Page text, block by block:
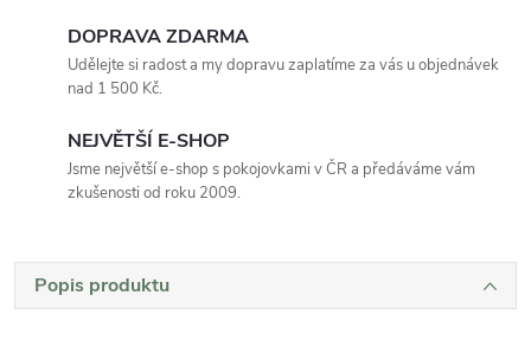
DOPRAVA ZDARMA
Udělejte si radost a my dopravu zaplatíme za vás u objednávek
nad 1 500 Kč.
NEJVĚTŠÍ E-SHOP
Jsme největší e-shop s pokojovkami v ČR a předáváme vám
zkušenosti od roku 2009.
Popis produktu